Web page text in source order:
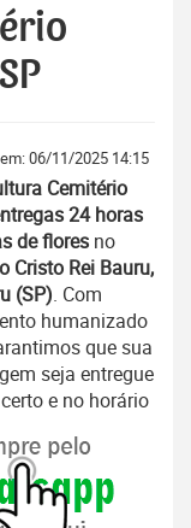
06/11/2025 14:15
Cemitério
24 horas
de flores no
Cristo Rei Bauru,
(SP). Com
humanizado
que sua
seja entregue
e no horário